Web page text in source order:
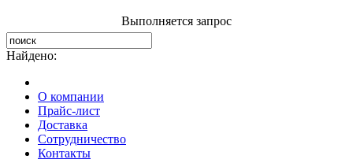
Выполняется запрос
Найдено:
О компании
Прайс-лист
Доставка
Сотрудничество
Контакты